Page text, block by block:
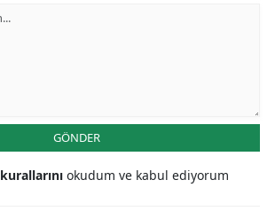
GÖNDER
okudum ve kabul ediyorum